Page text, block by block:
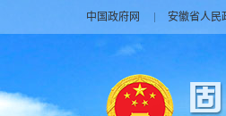
中国政府网 安徽省人民